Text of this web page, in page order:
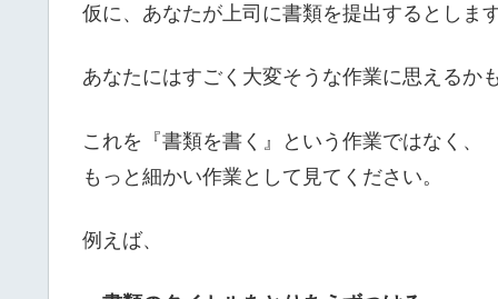
仮に、あなたが上司に書類を提出するとします
あなたにはすごく大変そうな作業に思えるか
これを『書類を書く』という作業ではなく、
もっと細かい作業として見てください。
例えば、